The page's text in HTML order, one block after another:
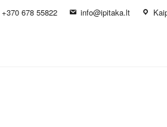
info@ipitaka.lt
+370 678 55822